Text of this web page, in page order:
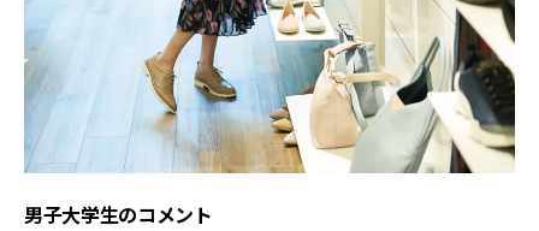
男子大学生のコメント